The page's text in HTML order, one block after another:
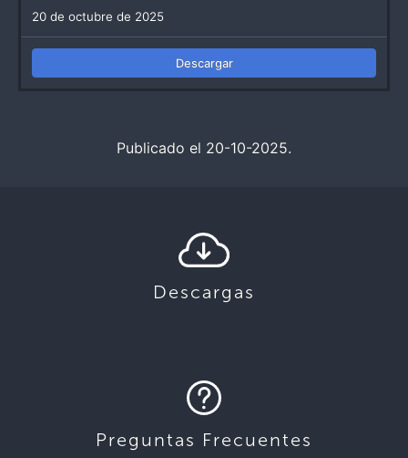
20 de octubre de 2025
Descargar
Publicado el 20-10-2025.
Descargas
Preguntas Frecuentes